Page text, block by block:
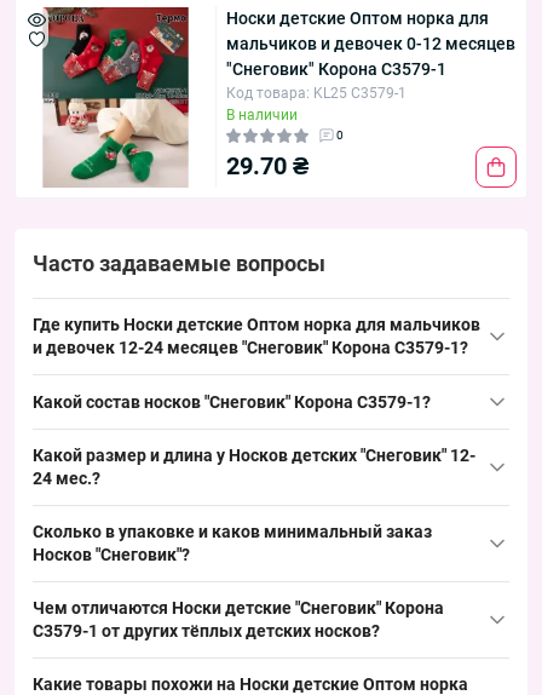
Носки детские Оптом норка для
мальчиков и девочек 0-12 месяцев
"Снеговик" Корона C3579-1
Код товара: KL25 C3579-1
В наличии
0
29.70 ₴
Часто задаваемые вопросы
Где купить Носки детские Оптом норка для мальчиков
и девочек 12-24 месяцев "Снеговик" Корона C3579-1?
12-24 месяцев "Снеговик"КоронаC3579-1 можно упаковкой по
выкладки и быстрого оборота ассортимента в оптовых точках.
Какой состав носков "Снеговик" Корона C3579-1?
воздухопроницаемость для зимнего ассортимента; этот
закрывает базовый спрос на тёплые детские модели.
Какой размер и длина у Носков детских "Снеговик" 12-
24 мес.?
стандартному возрастному диапазону для данной группы;
быстро пополнять запасы без множества вариантов.
Сколько в упаковке и каков минимальный заказ
Носков "Снеговик"?
упаковка; такой формат закупки удобен для оптовых
ряд в детских отделах и на рынках.
Чем отличаются Носки детские "Снеговик" Корона
C3579-1 от других тёплых детских носков?
Какие товары похожи на Носки детские Оптом норка